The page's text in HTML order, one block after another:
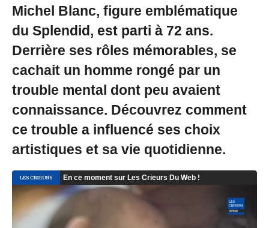
Michel Blanc, figure emblématique
du Splendid, est parti à 72 ans.
Derrière ses rôles mémorables, se
cachait un homme rongé par un
trouble mental dont peu avaient
connaissance. Découvrez comment
ce trouble a influencé ses choix
artistiques et sa vie quotidienne.